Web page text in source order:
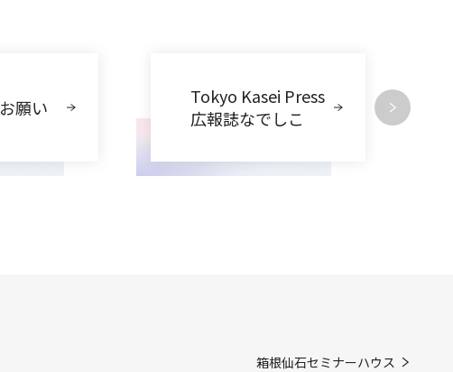
願い
Tokyo Kasei Press
広報誌なでしこ
箱根仙石セミナーハウス